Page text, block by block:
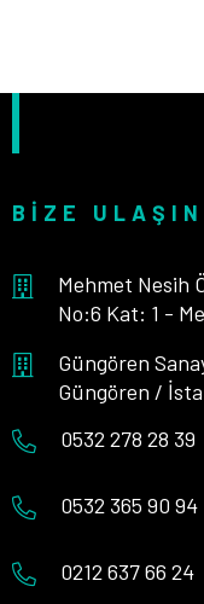
BIZE ULAŞIN
Mehmet Nesih
No:6 Kat: 1 -
Güngören
Güngören /
0532 278 28 39
0532 365 90 94
0212 637 66 24